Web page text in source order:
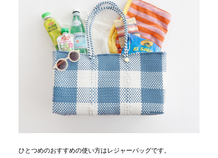
ひとつめのおすすめの使い方はレジャーバッグです。